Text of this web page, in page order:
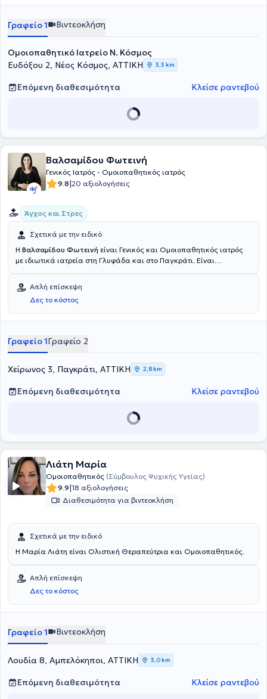
Γραφείο 1 Βιντεοκλήση
Ομοιοπαθητικό Ιατρείο Ν. Κόσμος
Ευδόξου 2, Νέος Κόσμος, ΑΤΤΙΚΗ
3,3 km
Επόμενη διαθεσιμότητα Κλείσε ραντεβού
Βαλσαμίδου Φωτεινή
Γενικός Ιατρός - Ομοιοπαθητικός ιατρός
9.8|20 αξιολογήσεις
Άγχος και Στρες
Σχετικά με την ειδικό
Η Βαλσαμίδου Φωτεινή είναι Γενικός και Ομοιοπαθητικός ιατρός
με ιδιωτικά ιατρεία στη Γλυφάδα και στο Παγκράτι. Είναι
Πανεπιστημίου Αθηνών και είναι διπλωματούχος της Διεθνούς
Ακαδημίας Ομοιοπαθητικής. Έχει ειδικευτεί στη γενική ιατρική στο
Γενικό Νοσοκομείο Αθηνών "Κοργιαλένειο - Μπενάκειο" και στο
Κέντρο Υγείας Μαρκόπουλου. Η γιατρός προσφέρει εξατομικευμένη
Στο ιδιωτικό της ιατρείο αντιμετωπίζει παθήσεις,όπως αλλεργικές
παθήσεις, δυσκοιλιότητα, δυσμηνόροια, πολυκυστικές ωοθήκες,
ψωρίαση.
Απλή επίσκεψη
Δες το κόστος
Γραφείο 1Γραφείο 2
Χείρωνος 3, Παγκράτι, ΑΤΤΙΚΗ 2,8 km
Επόμενη διαθεσιμότητα Κλείσε ραντεβού
Λιάτη Μαρία
Ομοιοπαθητικός (Σύμβουλος Ψυχικής Υγείας)
9.9|18 αξιολογήσεις
Διαθεσιμότητα για βιντεοκλήση
Σχετικά με την ειδικό
Η Μαρία Λιάτη είναι Ολιστική Θεραπεύτρια και Ομοιοπαθητικός.
Απλή επίσκεψη
Δες το κόστος
Γραφείο 1 Βιντεοκλήση
Λουδία 8, Αμπελόκηποι, ΑΤΤΙΚΗ 3,0 km
Επόμενη διαθεσιμότητα Κλείσε ραντεβού